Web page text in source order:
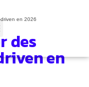
en 2026
des
en